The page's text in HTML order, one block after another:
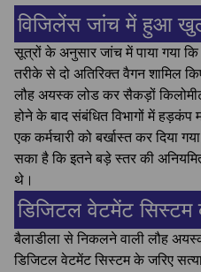
विजिलेंस जांच में हुआ
सूत्रों के अनुसार जांच में पाया गया कि
तरीके से दो अतिरिक्त वैगन शामिल
लौह अयस्क लोड कर सैकड़ों
होने के बाद संबंधित विभागों में हड़कंप
एक कर्मचारी को बर्खास्त कर दिया
सका है कि इतने बड़े स्तर की
थे।
डिजिटल वेटमेंट सिस्टम
बैलाडीला से निकलने वाली लौह
डिजिटल वेटमेंट सिस्टम के जरिए